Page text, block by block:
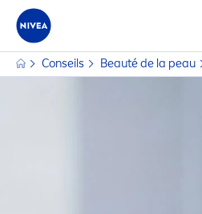
Conseils Beauté de la peau